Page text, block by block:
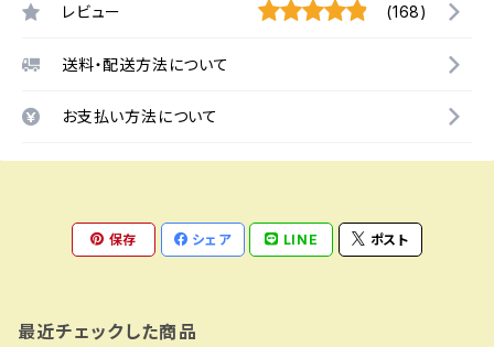
レビュー (168)
送料・配送方法について
お支払い方法について
保存 シェア LINE ポスト
最近チェックした商品